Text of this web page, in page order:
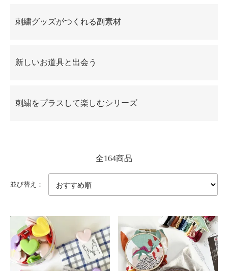
刺繍グッズがつくれる副素材
新しいお道具と出会う
刺繍をプラスして楽しむシリーズ
全164商品
並び替え：